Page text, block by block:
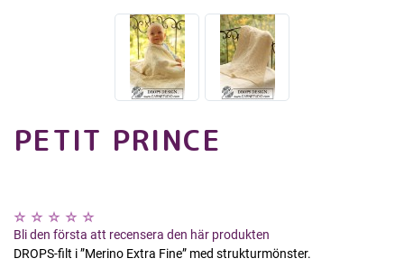
PETIT PRINCE
Bli den första att recensera den här produkten
DROPS-filt i ”Merino Extra Fine” med strukturmönster.